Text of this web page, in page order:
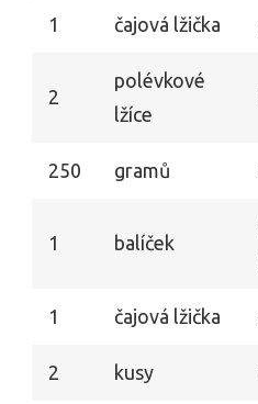
1 čajová lžička
2
polévkové
lžíce
250 gramů
1 balíček
1 čajová lžička
2 kusy